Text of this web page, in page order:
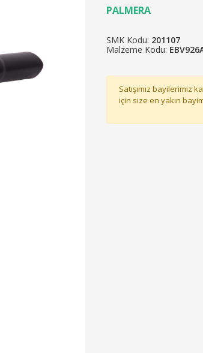
PALMERA
SMK Kodu: 201107
Malzeme Kodu:
Satışımız bayilerimiz
için size en yakın